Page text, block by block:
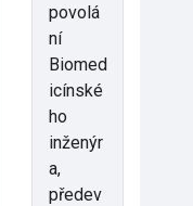
povolá
ní
Biomed
icínské
ho
inženýr
a,
předev